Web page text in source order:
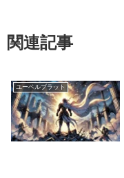
関連記事
ユーベルブラット